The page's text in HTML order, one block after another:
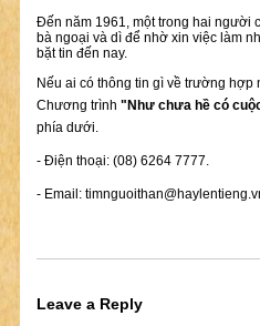
Đến năm 1961, một trong hai người
bà ngoại và dì để nhờ xin việc làm
bặt tin đến nay.
Nếu ai có thông tin gì về trường hợp
Chương trình "Như chưa hề có
phía dưới.
- Điện thoại: (08) 6264 7777.
- Email:
Leave a Reply